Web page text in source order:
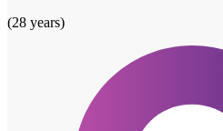
(28 years)